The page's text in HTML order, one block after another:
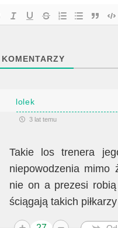
KOMENTARZY
lolek
3 lat temu
Takie los trenera
niepowodzenia mimo
nie on a prezesi
ściągają takich